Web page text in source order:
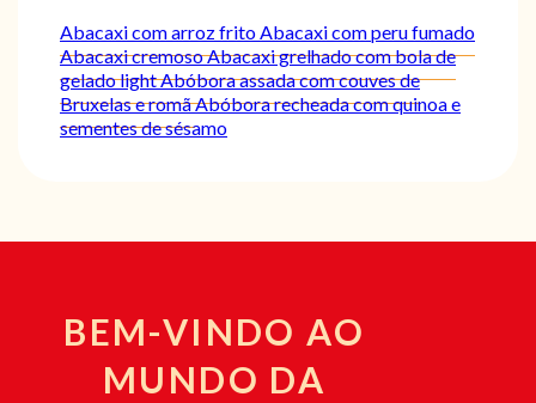
Abacaxi com arroz fritoAbacaxi com peru fumado
Abacaxi cremosoAbacaxi grelhado com bola de
gelado lightAbóbora assada com couves de
Bruxelas e romãAbóbora recheada com quinoa e
sementes de sésamo
BEM-VINDO AO
MUNDO DA